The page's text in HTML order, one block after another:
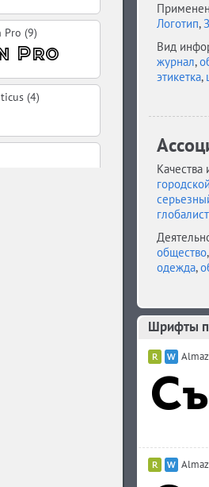
Pro (9)
(4)
Логотип,
Вид
журнал,
этикетка,
Качества
городской
общество,
одежда,
Шрифты